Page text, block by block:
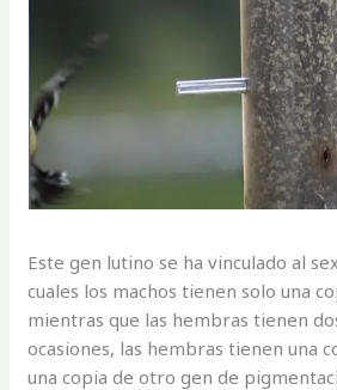
Este gen lutino se ha vinculado al
cuales los machos tienen solo una
mientras que las hembras tienen
ocasiones, las hembras tienen una
una copia de otro gen de